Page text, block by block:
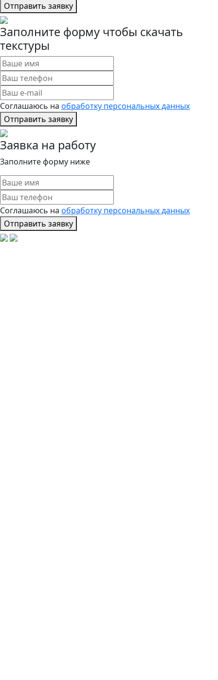
Отправить заявку
Заполните форму чтобы скачать
текстуры
Соглашаюсь на обработку персональных данных
Отправить заявку
Заявка на работу
Заполните форму ниже
Соглашаюсь на обработку персональных данных
Отправить заявку